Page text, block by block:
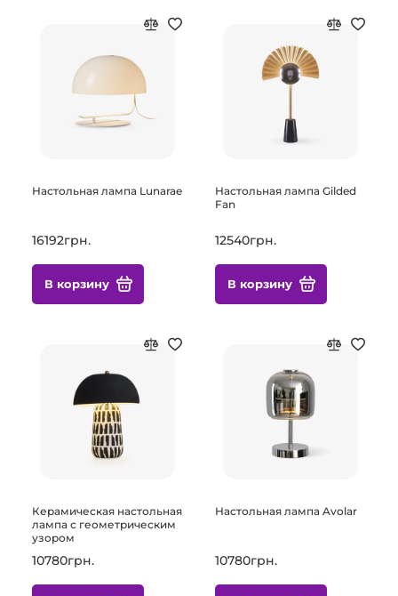
Настольная лампа Lunarae
16192грн.
В корзину
Настольная лампа Gilded
Fan
12540грн.
В корзину
Керамическая настольная
лампа с геометрическим
узором
10780грн.
Настольная лампа Avolar
10780грн.